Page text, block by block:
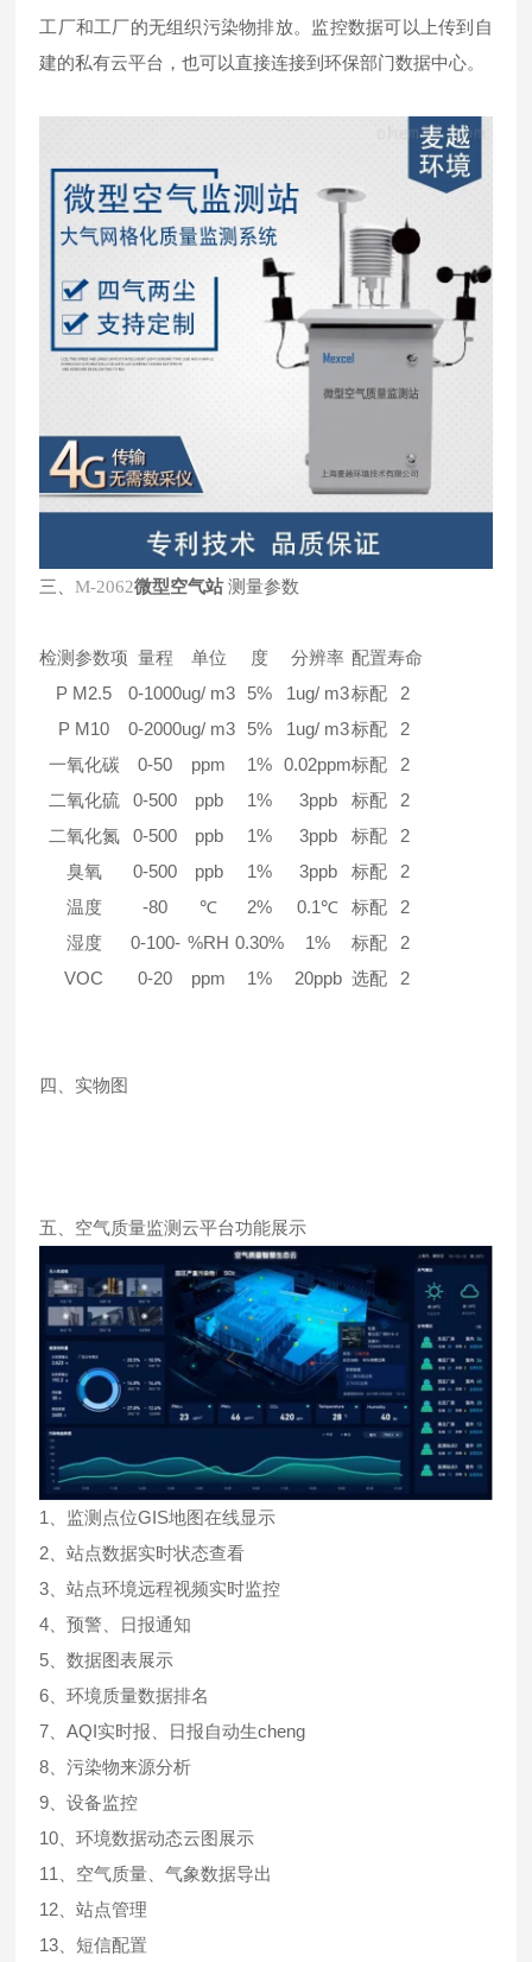
工厂和工厂的无组织污染物排放。监控数据可以上传到自
建的私有云平台，也可以直接连接到环保部门数据中心。
三、M-2062微型空气站 测量参数
检测参数项 量程 单位 度 分辨率 配置寿命
P M2.5
0-1000ug/ m3 5% 1ug/ m3标配
2
P M10
0-2000ug/ m3 5% 1ug/ m3标配
2
一氧化碳
0-50 ppm 1% 0.02ppm标配
2
二氧化硫
0-500 ppb 1% 3ppb 标配
2
二氧化氮
0-500 ppb 1% 3ppb 标配
2
臭氧
0-500 ppb 1% 3ppb 标配
2
温度
-80 ℃ 2% 0.1℃ 标配
2
湿度
0-100- %RH 0.30% 1% 标配
2
VOC
0-20 ppm 1% 20ppb 选配 2
四、实物图
五、空气质量监测云平台功能展示
1、监测点位GIS地图在线显示
2、站点数据实时状态查看
3、站点环境远程视频实时监控
4、预警、日报通知
5、数据图表展示
6、环境质量数据排名
7、AQI实时报、日报自动生cheng
8、污染物来源分析
9、设备监控
10、环境数据动态云图展示
11、空气质量、气象数据导出
12、站点管理
13、短信配置